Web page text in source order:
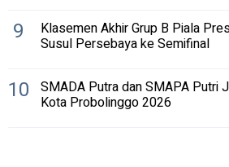
9 Klasemen Akhir Grup B Piala
Susul Persebaya ke Semifinal
10 SMADA Putra dan SMAPA Putri
Kota Probolinggo 2026